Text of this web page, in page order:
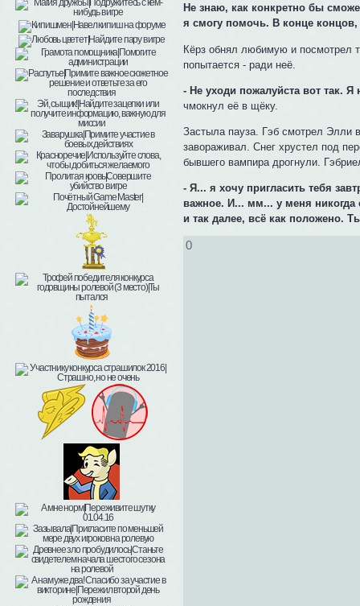
Не знаю, как конкретно бы
я смогу помочь. В конце
Кёрз обнял любимую и посмотрел
попытается - ради неё.
- Не уходи пожалуйста вот так. Я
чмокнул её в щёку.
Застыла пауза. Гэб смотрел Элли
завораживал. Снег хрустел под
бывшего вампира дрогнули.
- Я... я хочу пригласить тебя
важное. И... мм... у меня
и так далее, всё как положено.
0